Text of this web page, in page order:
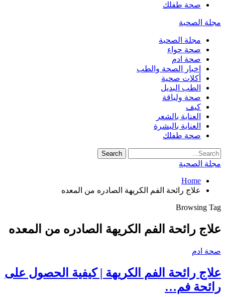
صحة طفلك
مجلة الصحبة
مجلة الصحبة
صحة حواء
صحة ادم
اخبار الصحة والطب
أكلات صحية
الطب البديل
صحة ولياقة
كيف
العناية بالشعر
العناية بالبشرة
صحة طفلك
مجلة الصحبة
Home
علاج رائحة الفم الكريهة الصادره من المعده
Browsing Tag
علاج رائحة الفم الكريهة الصادره من المعده
صحة ادم
علاج رائحة الفم الكريهة | كيفية الحصول على
رائحة فم…